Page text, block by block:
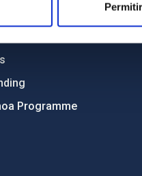
Programme